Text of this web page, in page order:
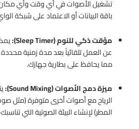
تشغيل الأصوات في أي وقت وأي مكان
باقة البيانات أو الاعتماد على شبكة
مؤقت ذكي للنوم (Sleep Timer):
مما يحافظ على بطارية جهازك.
ميزة دمج الأصوات (Sound Mixing):
الرياح مع أصوات أخرى متوفرة (مثل
المطر) لإنشاء البيئة الصوتية التي